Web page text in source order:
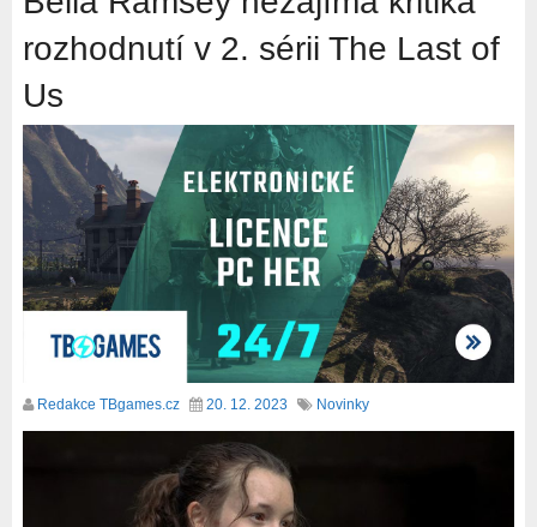
rozhodnutí v 2. sérii The Last of
Us
Redakce TBgames.cz 20. 12. 2023 Novinky